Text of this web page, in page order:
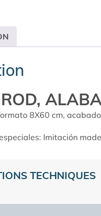
8X60 cm,
Imitación
TECHNIQUES